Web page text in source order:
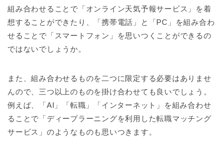
組み合わせることで「オンライン天気予報サービス」を着
想することができたり、「携帯電話」と「PC」を組み合わ
せることで「スマートフォン」を思いつくことができるの
ではないでしょうか。
また、組み合わせるものを二つに限定する必要はありませ
んので、三つ以上のものを掛け合わせても良いでしょう。
例えば、「AI」「転職」「インターネット」を組み合わせ
ることで「ディープラーニングを利用した転職マッチング
サービス」のようなものも思いつきます。